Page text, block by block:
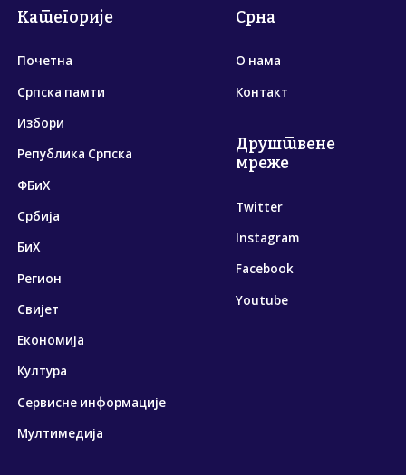
Категорије
Почетна
Српска памти
Избори
Република Српска
ФБиХ
Србија
БиХ
Регион
Свијет
Економија
Култура
Сервисне информације
Мултимедија
Срна
О нама
Контакт
Друштвене
мреже
Twitter
Instagram
Facebook
Youtube